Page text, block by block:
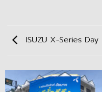
ISUZU X-Series Day